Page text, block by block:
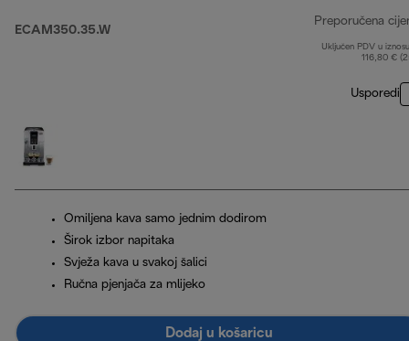
ECAM350.35.W
Preporučena
Uključen PDV u
116,80 €
Usporedi
Omiljena kava samo jednim dodirom
Širok izbor napitaka
Svježa kava u svakoj šalici
Ručna pjenjača za mlijeko
Dodaj u košaricu